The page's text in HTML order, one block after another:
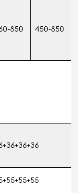
850 450-850